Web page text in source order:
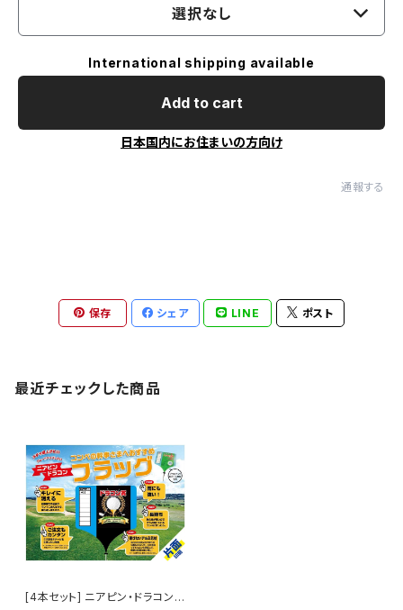
選択なし
International shipping available
Add to cart
日本国内にお住まいの方向け
通報する
保存 シェア LINE ポスト
最近チェックした商品
[4本セット] ニアピン・ドラコンフ